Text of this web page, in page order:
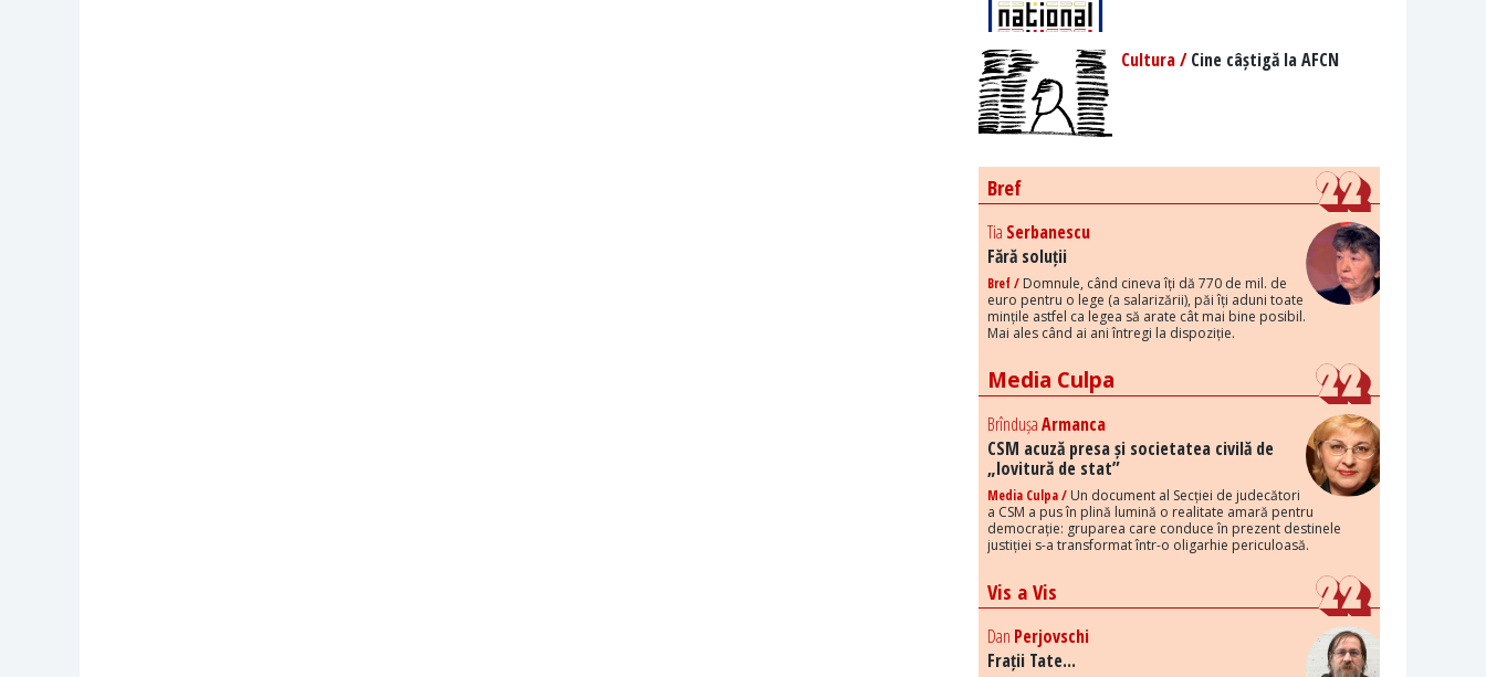
Cultura /Cine câștigă la AFCN
Bref
Tia Serbanescu
Fără soluții
Bref / Domnule, când cineva îți dă 770 de mil. de
euro pentru o lege (a salarizării), păi îți aduni toate
mințile astfel ca legea să arate cât mai bine posibil.
Mai ales când ai ani întregi la dispoziție.
Media Culpa
BrîndușaArmanca
CSM acuză presa și societatea civilă de
„lovitură de stat”
Media Culpa / Un document al Secției de judecători
a CSM a pus în plină lumină o realitate amară pentru
democrație: gruparea care conduce în prezent destinele
justiției s-a transformat într-o oligarhie periculoasă.
Vis a Vis
Dan Perjovschi
Frații Tate...